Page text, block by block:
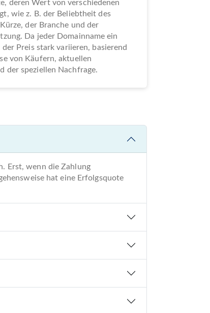
deren Wert von verschiedenen
wie z. B. der Beliebtheit des
der Branche und der
Da jeder Domainname ein
Preis stark variieren, basierend
von Käufern, aktuellen
der speziellen Nachfrage.
Erst, wenn die Zahlung
hat eine Erfolgsquote